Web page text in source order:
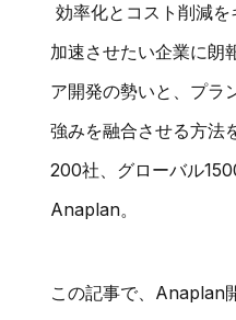
効率化とコスト削減
加速させたい企業に朗
ア開発の勢いと、プ
強みを融合させる方法
200社、グローバル
Anaplan。
この記事で、Anaplan